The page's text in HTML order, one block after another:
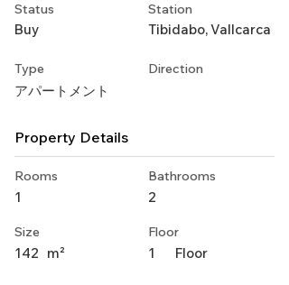
Status
Buy
Station
Tibidabo, Vallcarca
Type
アパートメント
Direction
Property Details
Rooms
1
Size
142 m²
Bathrooms
2
Floor
1 Floor